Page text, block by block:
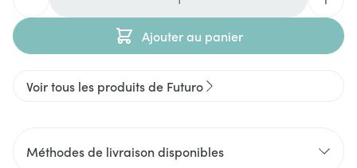
Ajouter au panier
Voir tous les produits de Futuro
Méthodes de livraison disponibles